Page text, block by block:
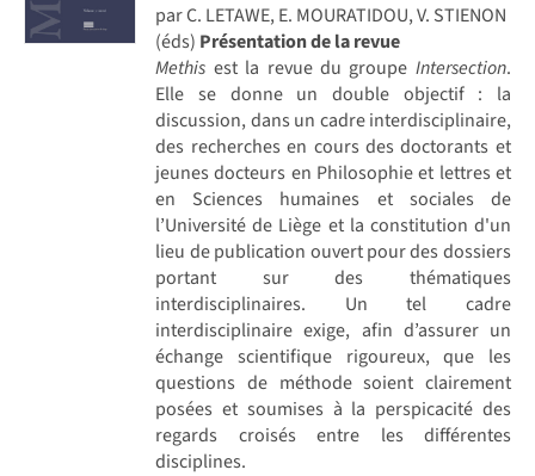
par C. LETAWE, E. MOURATIDOU, V. STIENON
(éds) Présentation de la revue
Methis est la revue du groupe Intersection.
Elle se donne un double objectif : la
discussion, dans un cadre interdisciplinaire,
des recherches en cours des doctorants et
jeunes docteurs en Philosophie et lettres et
en Sciences humaines et sociales de
l’Université de Liège et la constitution d'un
lieu de publication ouvert pour des dossiers
portant sur des thématiques
interdisciplinaires. Un tel cadre
interdisciplinaire exige, afin d’assurer un
échange scientifique rigoureux, que les
questions de méthode soient clairement
posées et soumises à la perspicacité des
regards croisés entre les différentes
disciplines.